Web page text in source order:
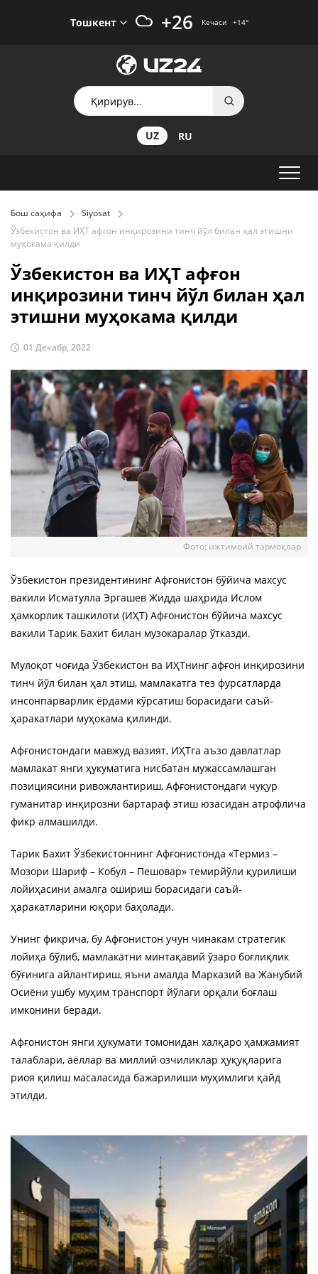
Тошкент +26 Кечаси +14°
UZ RU
Бош саҳифа
Siyosat
Ўзбекистон ва ИҲТ афғон инқирозини тинч йўл билан ҳал этишни
муҳокама қилди
Ўзбекистон ва ИҲТ афғон
инқирозини тинч йўл билан ҳал
этишни муҳокама қилди
01 Декабр, 2022
Фото: ижтимоий тармоқлар
Ўзбекистон президентининг Афғонистон бўйича махсус
вакили Исматулла Эргашев Жидда шаҳрида Ислом
ҳамкорлик ташкилоти (ИҲТ) Афғонистон бўйича махсус
вакили Тарик Бахит билан музокаралар ўтказди.
Мулоқот чоғида Ўзбекистон ва ИҲТнинг афғон инқирозини
тинч йўл билан ҳал этиш, мамлакатга тез фурсатларда
инсонпарварлик ёрдами кўрсатиш борасидаги саъй-
ҳаракатлари муҳокама қилинди.
Афғонистондаги мавжуд вазият, ИҲТга аъзо давлатлар
мамлакат янги ҳукуматига нисбатан мужассамлашган
позициясини ривожлантириш, Афғонистондаги чуқур
гуманитар инқирозни бартараф этиш юзасидан атрофлича
фикр алмашилди.
Тарик Бахит Ўзбекистоннинг Афғонистонда «Термиз –
Мозори Шариф – Кобул – Пешовар» темирйўли қурилиши
лойиҳасини амалга ошириш борасидаги саъй-
ҳаракатларини юқори баҳолади.
Унинг фикрича, бу Афғонистон учун чинакам стратегик
лойиҳа бўлиб, мамлакатни минтақавий ўзаро боғлиқлик
бўғинига айлантириш, яъни амалда Марказий ва Жанубий
Осиёни ушбу муҳим транспорт йўлаги орқали боғлаш
имконини беради.
Афғонистон янги ҳукумати томонидан халқаро ҳамжамият
талаблари, аёллар ва миллий озчиликлар ҳуқуқларига
риоя қилиш масаласида бажарилиши муҳимлиги қайд
этилди.